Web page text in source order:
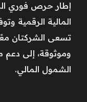
إطار حرص فوري
المالية الرقمية
تسعى الشركتان
وموثوقة، إلى دعم
الشمول المالي.